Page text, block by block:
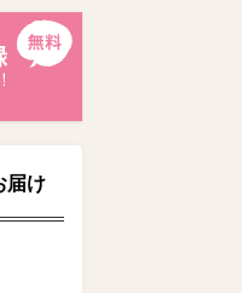
届け